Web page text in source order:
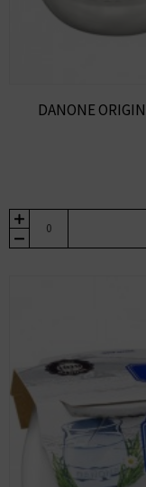
DANONE